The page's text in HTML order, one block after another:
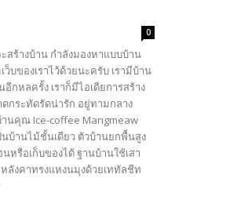
0
ร้างบ้าน กำลังมองหาแบบบ้าน
บของเราไว้ด้วยนะครับ เรามีบ้าน
กหลครั้ง เราก็มีไอเดียการสร้าง
กระทัดรัดน่ารัก อยู่ทามกลาง
นคุณ Ice-coffee Mangmeaw
บ้านไม้ชั้นเดียว ตัวบ้านยกพื้นสูง
หรือเก็บของได้ ฐานบ้านใช้เสา
ลังคาทรงแหงนมุงด้วยเททัลชีท